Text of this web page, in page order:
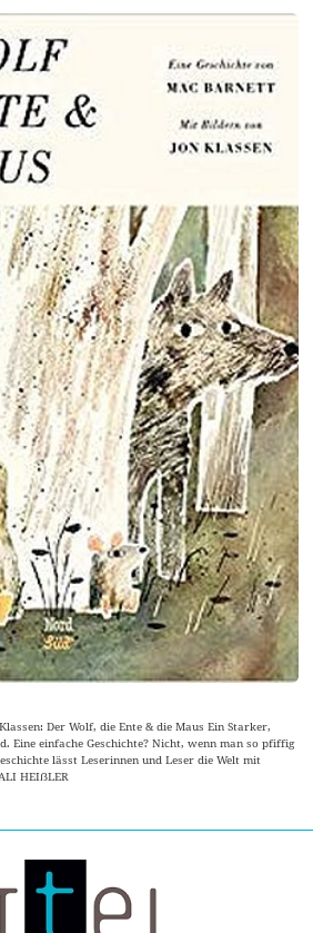
Der Wolf, die Ente & die Maus Ein Starker,
Eine einfache Geschichte? Nicht, wenn man so pfiffig
lässt Leserinnen und Leser die Welt mit
HEIẞLER